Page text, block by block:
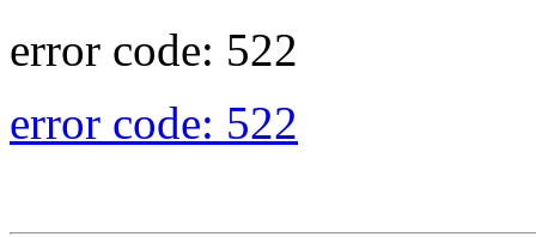
error code: 522
error code: 522